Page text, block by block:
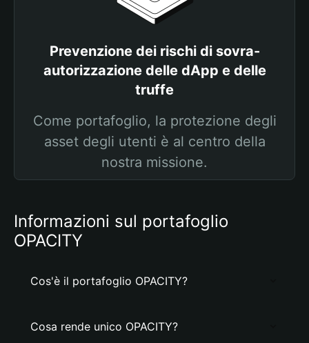
Prevenzione dei rischi di sovra-
autorizzazione delle dApp e delle
truffe
Come portafoglio, la protezione degli
asset degli utenti è al centro della
nostra missione.
Informazioni sul portafoglio
OPACITY
Cos'è il portafoglio OPACITY?
Cosa rende unico OPACITY?